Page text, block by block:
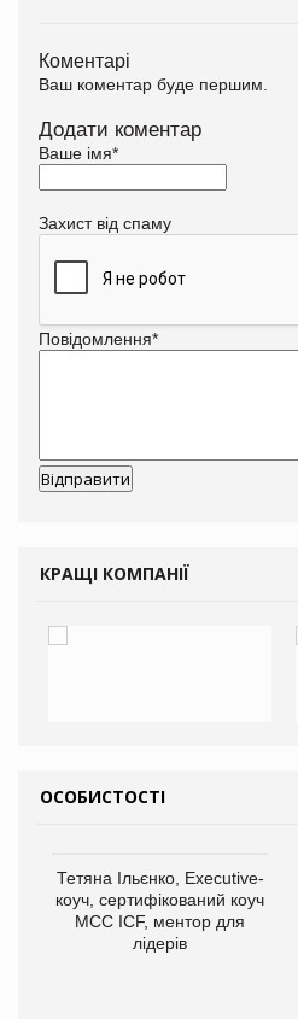
Коментарі
Ваш коментар буде першим.
Додати коментар
Ваше імя*
Захист від спаму
Повідомлення*
КРАЩІ КОМПАНІЇ
ОСОБИСТОСТІ
Тетяна Ільєнко, Executive-
коуч, сертифікований коуч
МСС ICF, ментор для
лідерів